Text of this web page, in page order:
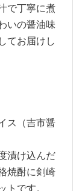
で丁寧に煮
いの醤油味
てお届けし
ス（吉市醤
漬け込んだ
焼酎に剣崎
です。